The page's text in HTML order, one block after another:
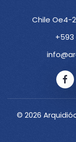
Chile Oe4-
+593
© 2026